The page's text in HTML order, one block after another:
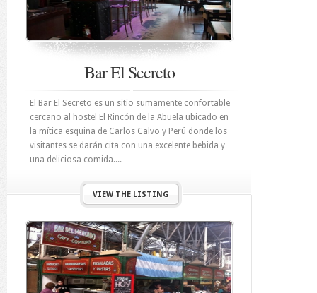
Bar El Secreto
El Bar El Secreto es un sitio sumamente confortable
cercano al hostel El Rincón de la Abuela ubicado en
la mítica esquina de Carlos Calvo y Perú donde los
visitantes se darán cita con una excelente bebida y
una deliciosa comida....
VIEW THE LISTING